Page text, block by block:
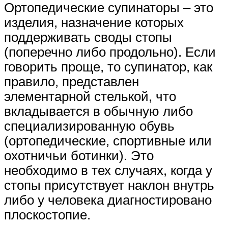
Ортопедические супинаторы – это
изделия, назначение которых
поддерживать своды стопы
(поперечно либо продольно). Если
говорить проще, то супинатор, как
правило, представлен
элементарной стелькой, что
вкладывается в обычную либо
специализированную обувь
(ортопедические, спортивные или
охотничьи ботинки). Это
необходимо в тех случаях, когда у
стопы присутствует наклон внутрь
либо у человека диагностировано
плоскостопие.